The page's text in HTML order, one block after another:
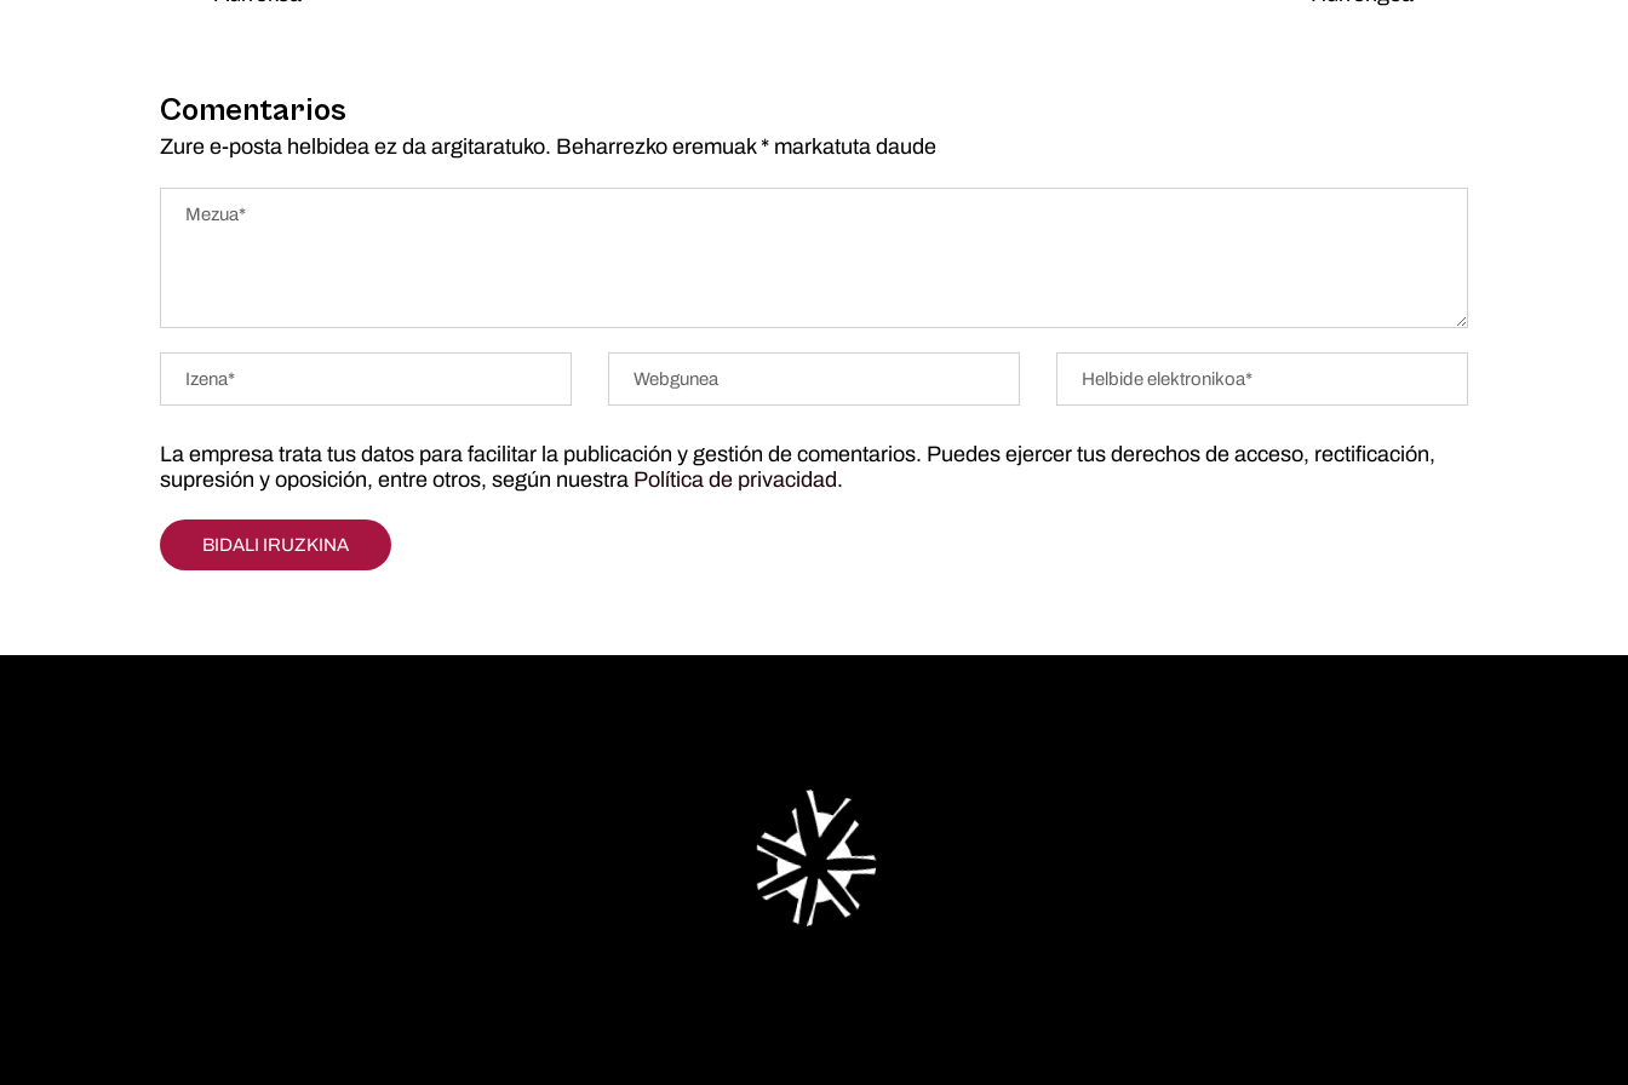
Comentarios
Zure e-posta helbidea ez da argitaratuko. Beharrezko eremuak * markatuta daude
La empresa trata tus datos para facilitar la publicación y gestión de comentarios. Puedes ejercer tus derechos de acceso, rectificación,
supresión y oposición, entre otros, según nuestra Política de privacidad.